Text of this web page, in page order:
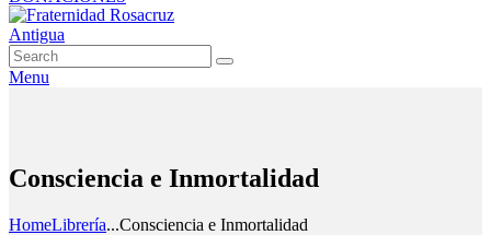
Menu
Consciencia e Inmortalidad
HomeLibrería...Consciencia e Inmortalidad